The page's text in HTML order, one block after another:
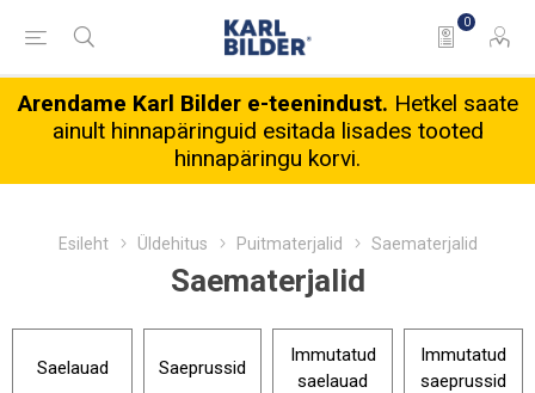
0
Arendame Karl Bilder e-teenindust. Hetkel saate
ainult hinnapäringuid esitada lisades tooted
hinnapäringu korvi.
Esileht Üldehitus Puitmaterjalid Saematerjalid
Saematerjalid
Saelauad Saeprussid
Immutatud
saelauad
Immutatud
saeprussid